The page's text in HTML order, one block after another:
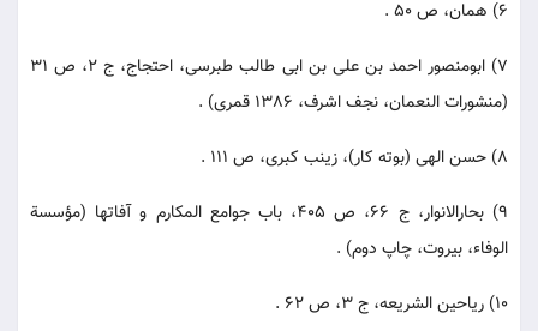
6) همان، ص 50 .
7) ابومنصور احمد بن علی بن ابی طالب طبرسی، احتجاج، ج 2، ص 31
(منشورات النعمان، نجف اشرف، 1386 قمری) .
8) حسن الهی (بوته کار)، زینب کبری، ص 111 .
9) بحارالانوار، ج 66، ص 405، باب جوامع المکارم و آفاتها (مؤسسة
الوفاء، بیروت، چاپ دوم) .
10) ریاحین الشریعه، ج 3، ص 62 .